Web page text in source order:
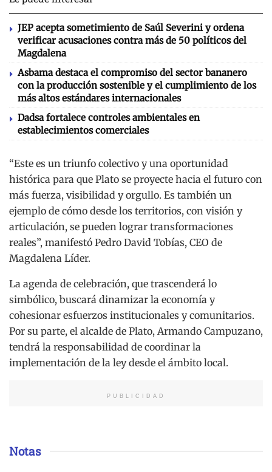
JEP acepta sometimiento de Saúl Severini y ordena
verificar acusaciones contra más de 50 políticos del
Magdalena
Asbama destaca el compromiso del sector bananero
con la producción sostenible y el cumplimiento de los
más altos estándares internacionales
Dadsa fortalece controles ambientales en
establecimientos comerciales
“Este es un triunfo colectivo y una oportunidad
histórica para que Plato se proyecte hacia el futuro con
más fuerza, visibilidad y orgullo. Es también un
ejemplo de cómo desde los territorios, con visión y
articulación, se pueden lograr transformaciones
reales”, manifestó Pedro David Tobías, CEO de
Magdalena Líder.
La agenda de celebración, que trascenderá lo
simbólico, buscará dinamizar la economía y
cohesionar esfuerzos institucionales y comunitarios.
Por su parte, el alcalde de Plato, Armando Campuzano,
tendrá la responsabilidad de coordinar la
implementación de la ley desde el ámbito local.
PUBLICIDAD
Notas